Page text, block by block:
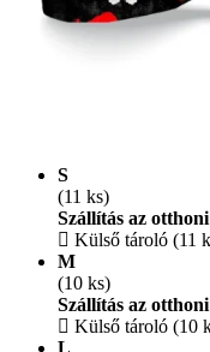
S
(11 ks)
Szállítás az
Külső tároló (11
M
(10 ks)
Szállítás az
Külső tároló (10
L